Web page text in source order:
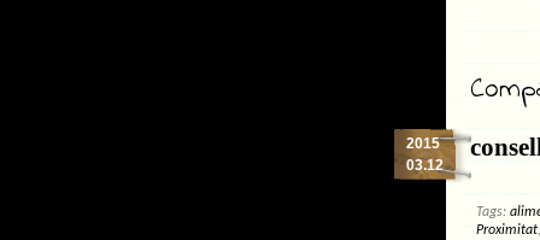
2015
03.12
Tags:
Proximitat